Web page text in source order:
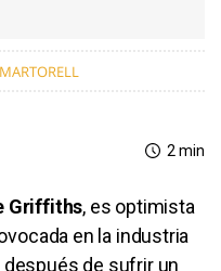
MARTORELL
2 min
Griffiths, es optimista
en la industria
de sufrir un